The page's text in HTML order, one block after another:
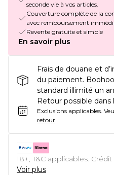
seconde vie à vos articles.
Couverture complète de la
avec remboursement
Revente gratuite et simple
En savoir plus
Frais de douane et
du paiement.
standard illimité un
Retour possible dans
Exclusions applicables.
retour
18+, T&C applicables.
Voir plus